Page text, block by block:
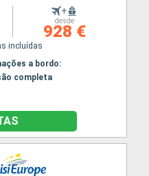
+
desde
928 €
incluídas
a bordo:
completa